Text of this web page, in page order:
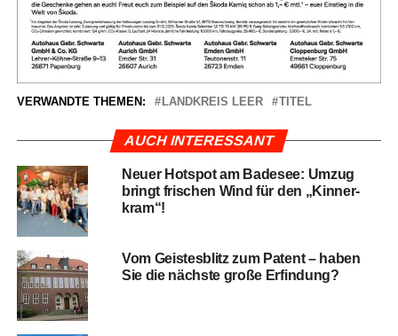
VERWANDTE THEMEN: LANDKREIS LEER TITEL
AUCH INTERESSANT
Neu­er Hot­spot am Bade­see: Umzug
bringt fri­schen Wind für den „Kin­ner­
kram“!
Vom Geis­tes­blitz zum Patent – haben
Sie die nächs­te gro­ße Erfindung?